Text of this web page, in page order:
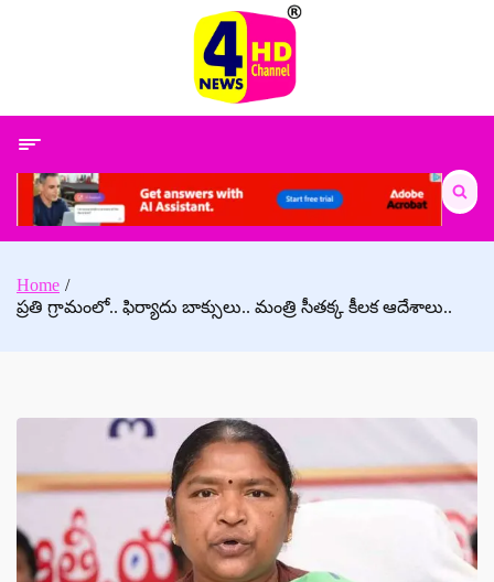
Search
for:
Home
ప్రతి గ్రామంలో.. ఫిర్యాదు బాక్సులు.. మంత్రి సీతక్క కీలక ఆదేశాలు..